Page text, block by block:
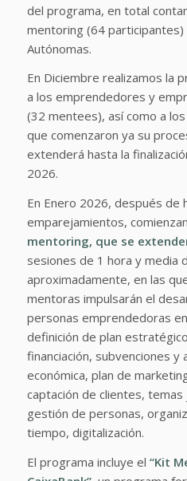
del programa, en total
mentoring (64
Autónomas.
En Diciembre realizamos la
a los emprendedores y
(32 mentees), así como a
que comenzaron ya su
extenderá hasta la
2026.
En Enero 2026, después de
emparejamientos,
mentoring, que se
sesiones de 1 hora y media
aproximadamente, en las
mentoras impulsarán el
personas emprendedoras
definición de plan
financiación, subvenciones y
económica, plan de
captación de clientes,
gestión de personas,
tiempo, digitalización.
El programa incluye el “Kit